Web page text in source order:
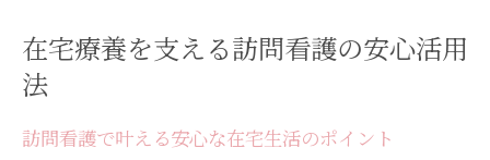
保険適用条件で知っておきたい訪問看護の要点
保険で受けられる訪問看護サービスの範囲
在宅療養を支える訪問看護の安心活用
法
訪問看護で叶える安心な在宅生活のポイント